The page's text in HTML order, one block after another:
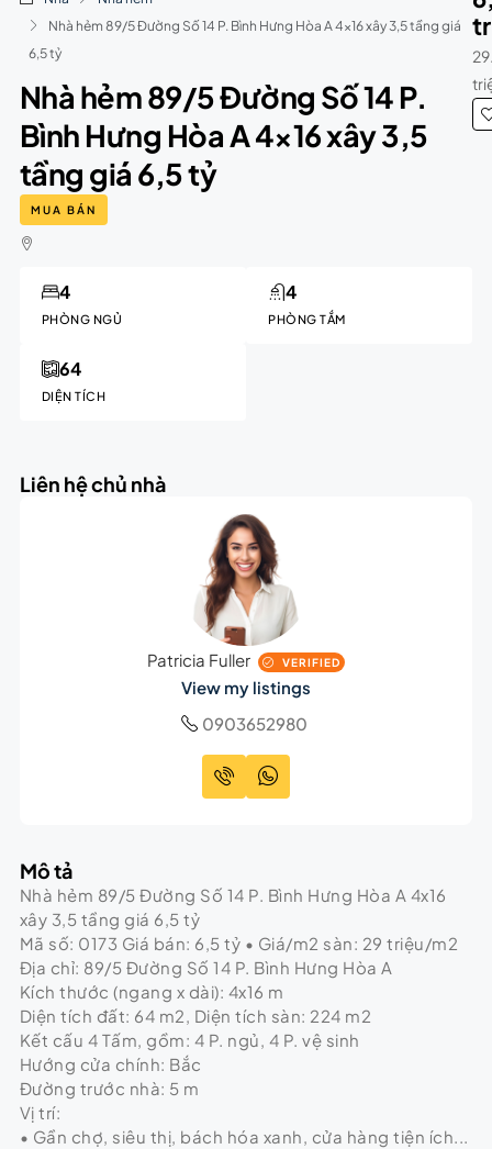
Nhà hẻm 89/5 Đường Số 14 P. Bình Hưng Hòa A 4×16 xây 3,5 tầng giá
6,5 tỷ
Nhà hẻm 89/5 Đường Số 14 P.
Bình Hưng Hòa A 4×16 xây 3,5
tầng giá 6,5 tỷ
MUA BÁN
PHÒNG NGỦ
4
PHÒNG TẮM
4
DIỆN TÍCH
64
Liên hệ chủ nhà
Patricia Fuller VERIFIED
View my listings
0903652980
Mô tả
Nhà hẻm 89/5 Đường Số 14 P. Bình Hưng Hòa A 4x16
xây 3,5 tầng giá 6,5 tỷ
Mã số: 0173 Giá bán: 6,5 tỷ • Giá/m2 sàn: 29 triệu/m2
Địa chỉ: 89/5 Đường Số 14 P. Bình Hưng Hòa A
Kích thước (ngang x dài): 4x16 m
Diện tích đất: 64 m2, Diện tích sàn: 224 m2
Kết cấu 4 Tấm, gồm: 4 P. ngủ, 4 P. vệ sinh
Hướng cửa chính: Bắc
Đường trước nhà: 5 m
Vị trí:
• Gần chợ, siêu thị, bách hóa xanh, cửa hàng tiện ích...